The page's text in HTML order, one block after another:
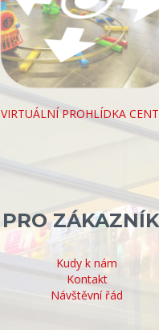
VIRTUÁLNÍ PROHLÍDKA
PRO
Kudy k nám
Kontakt
Návštěvní řád